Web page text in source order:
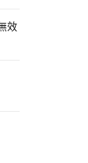
效